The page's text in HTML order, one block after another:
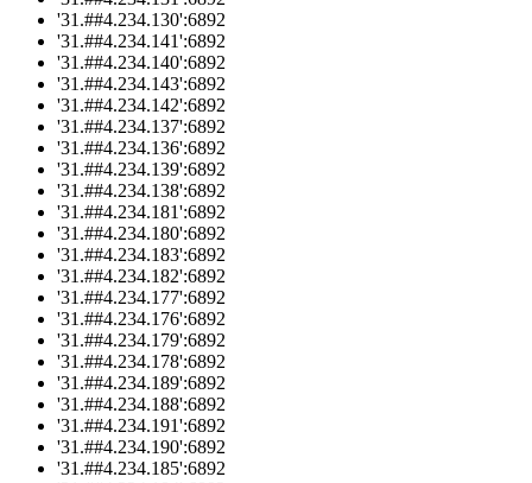
'31.##4.234.130':6892
'31.##4.234.141':6892
'31.##4.234.140':6892
'31.##4.234.143':6892
'31.##4.234.142':6892
'31.##4.234.137':6892
'31.##4.234.136':6892
'31.##4.234.139':6892
'31.##4.234.138':6892
'31.##4.234.181':6892
'31.##4.234.180':6892
'31.##4.234.183':6892
'31.##4.234.182':6892
'31.##4.234.177':6892
'31.##4.234.176':6892
'31.##4.234.179':6892
'31.##4.234.178':6892
'31.##4.234.189':6892
'31.##4.234.188':6892
'31.##4.234.191':6892
'31.##4.234.190':6892
'31.##4.234.185':6892